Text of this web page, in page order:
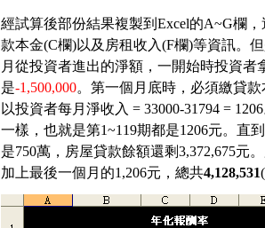
經試算後部份結果複製到Excel的A~G欄
款本金(C欄)以及房租收入(F欄)等資訊。
月從投資者進出的淨額，一開始時投資者
是-1,500,000。第一個月底時，必須繳貸款
以投資者每月淨收入 = 33000-31794 =
一樣，也就是第1~119期都是1206元。直
是750萬，房屋貸款餘額還剩3,372,675元
加上最後一個月的1,206元，總共4,128,531